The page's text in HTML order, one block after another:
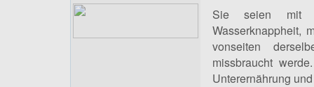
Sie seien mit
Wasserknappheit,
vonseiten
missbraucht
Unterernährung